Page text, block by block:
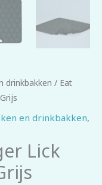
drinkbakken / Eat
en drinkbakken,
Lick